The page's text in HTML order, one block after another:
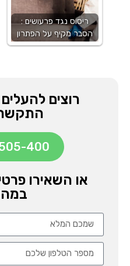
ריסוס נגד פרעושים :
הסבר מקיף על הפתרון
רוצים
400
או השאירו